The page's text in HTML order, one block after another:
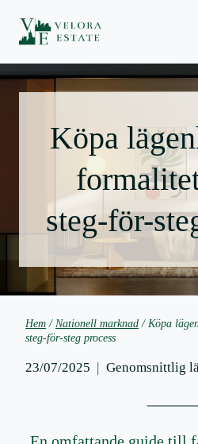
innehåll
Köpa
steg-för-
Hem / Nationell marknad / Köpa
steg-för-steg process
23/07/2025 Genomsnittlig